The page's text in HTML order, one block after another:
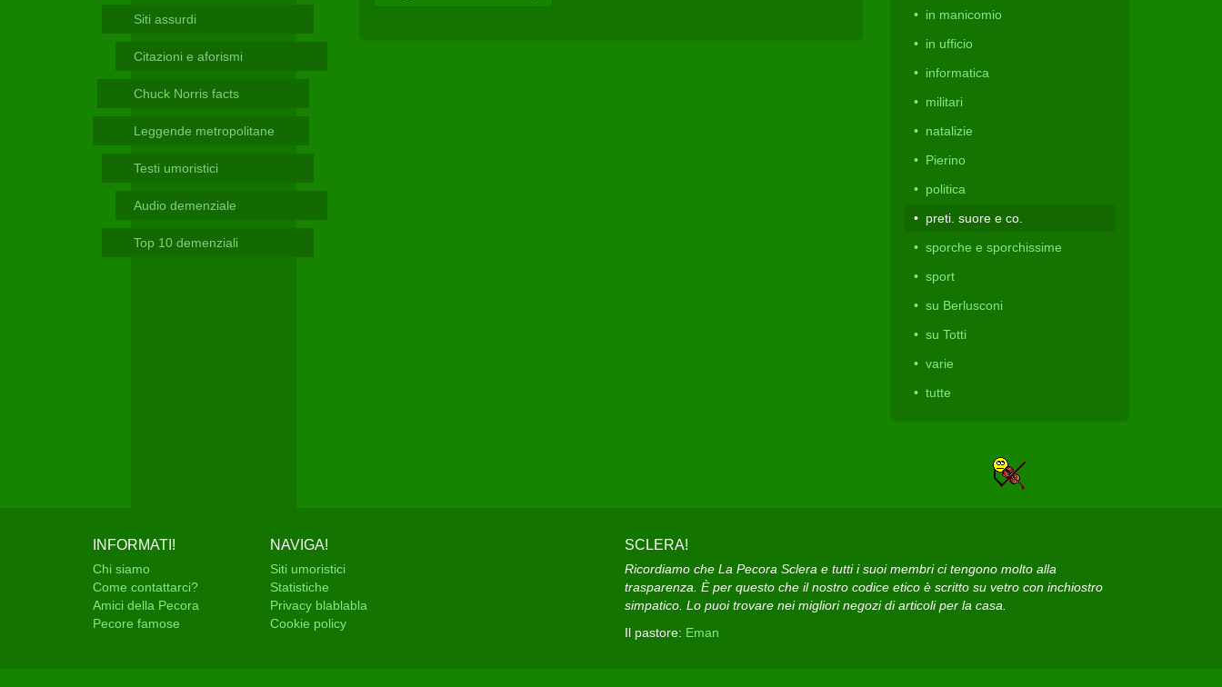
Siti assurdi
Citazioni e aforismi
Chuck Norris facts
Leggende metropolitane
Testi umoristici
Audio demenziale
Top 10 demenziali
in manicomio
in ufficio
informatica
militari
natalizie
Pierino
politica
preti. suore e co.
sporche e sporchissime
sport
su Berlusconi
su Totti
varie
tutte
INFORMATI!
Chi siamo
Come contattarci?
Amici della Pecora
Pecore famose
NAVIGA!
Siti umoristici
Statistiche
Privacy blablabla
Cookie policy
SCLERA!
Ricordiamo che La Pecora Sclera e tutti i suoi membri ci tengono molto alla
trasparenza. È per questo che il nostro codice etico è scritto su vetro con inchiostro
simpatico. Lo puoi trovare nei migliori negozi di articoli per la casa.
Il pastore: Eman